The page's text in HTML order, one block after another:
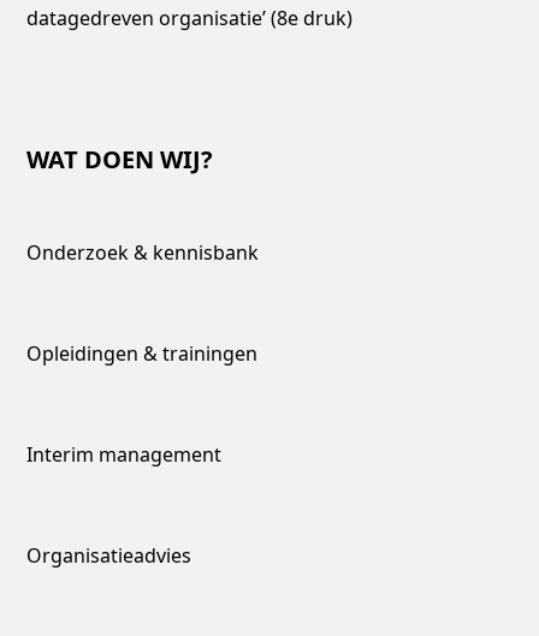
datagedreven organisatie’ (8e druk)
WAT DOEN WIJ?
Onderzoek & kennisbank
Opleidingen & trainingen
Interim management
Organisatieadvies